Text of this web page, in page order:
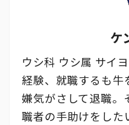
ケ
ウシ科 ウシ属 サイ
経験、就職するも牛
嫌気がさして退職。
職者の手助けをした